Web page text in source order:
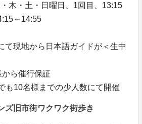
木・土・日曜日、1回目、13:15
～14:55
て現地から日本語ガイドが＜生中
ら催行保証
も10名様までの少人数にて開催
ズ旧市街ワクワク街歩き